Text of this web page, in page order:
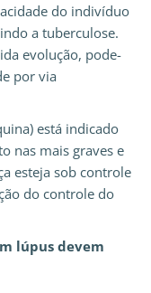
do indivíduo
a tuberculose.
evolução, pode-
por via
está indicado
nas mais graves e
esteja sob controle
do controle do
lúpus devem